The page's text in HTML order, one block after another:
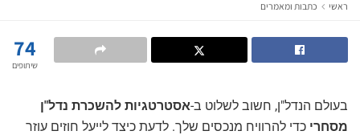
ראשי כתבות ומאמרים
74
שיתופים
בעולם הנדל"ן, חשוב לשלוט ב-אסטרטגיות להשכרת נדל"ן
מסחרי כדי להרוויח מנכסים שלך. לדעת כיצד לייעל חוזים עוזר